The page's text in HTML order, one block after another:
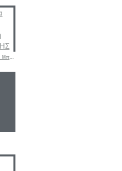
Boho Βαπτιστικό Σετ για αγόρι “Μπαμ Μπαμ Flintstones" με βαλίτσα / ή ΘΕΜΑ δικής σας ΕΠΙΛΟΓΗΣ